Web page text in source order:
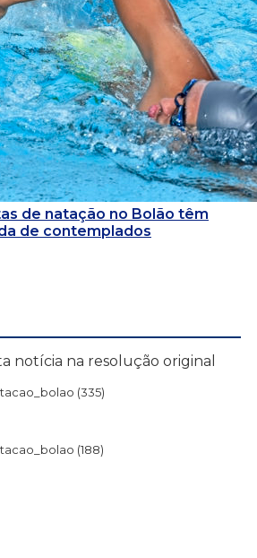
de natação no Bolão têm
de contemplados
notícia na resolução original
(335)
(188)